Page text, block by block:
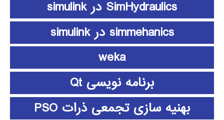
SimHydraulics در simulink
simmehanics در simulink
weka
برنامه نویسی Qt
بهنیه سازی تجمعی ذرات PSO